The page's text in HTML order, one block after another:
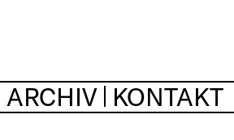
ARCHIV KONTAKT